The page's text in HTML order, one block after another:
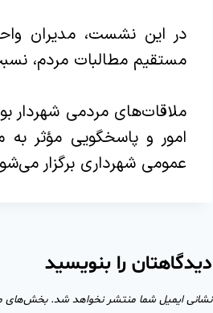
در این نشست، مدیران
مستقیم مطالبات مردم،
ملاقات‌های مردمی شهردار
امور و پاسخگویی مؤثر
عمومی شهرداری برگزار
دیدگاهتان را بنویسید
نشانی ایمیل شما منتشر نخواهد شد. بخش‌های